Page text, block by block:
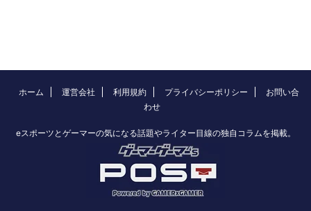
ホーム 運営会社 利用規約 プライバシーポリシー
お問い合
わせ
eスポーツとゲーマーの気になる話題やライター目線の独自コラムを掲載。